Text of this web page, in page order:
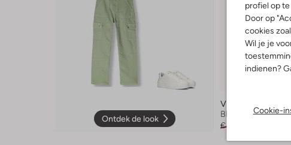
profiel op
Door op
cookies
Wil je je
indienen?
Cookie-
Ontdek de look
Laatste items
Vingino
Blouse
€ 59,95